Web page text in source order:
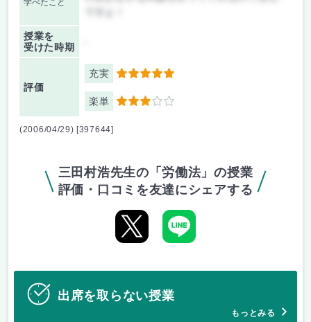
学べたこと
授業を
受けた時期
評価
充実 5
楽単 3
(2006/04/29) [397644]
三田村浩先生の「労働法」の授業
評価・口コミを友達にシェアする
出席を取らない授業
もっとみる